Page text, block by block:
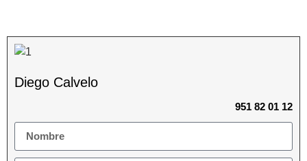
Diego Calvelo
951 82 01 12